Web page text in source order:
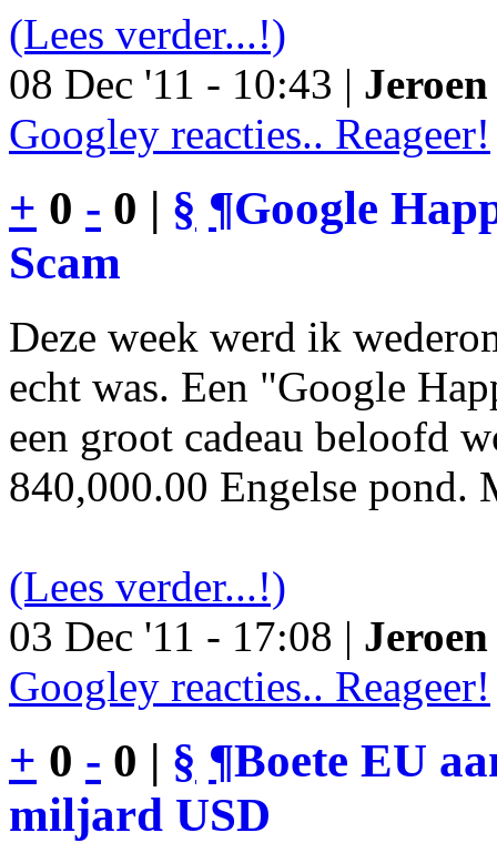
(Lees verder...!)
08 Dec '11 - 10:43 |
Googley reacties.. Reageer!
+ 0 - 0 | § ¶Google
Scam
Deze week werd ik
echt was. Een "Google
een groot cadeau beloofd
840,000.00 Engelse pond.
(Lees verder...!)
03 Dec '11 - 17:08 |
Googley reacties.. Reageer!
+ 0 - 0 | § ¶Boete EU
miljard USD